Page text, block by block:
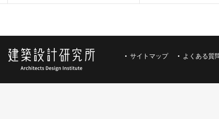
サイトマップ よくある質